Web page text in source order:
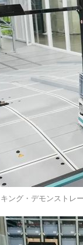
ング・デモンストレ